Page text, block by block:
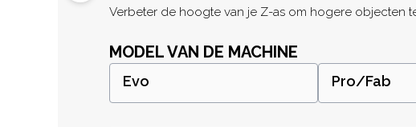
Description
Verbeter de hoogte van je Z-as om hogere objecten
MODEL VAN DE MACHINE
Evo Pro/Fab